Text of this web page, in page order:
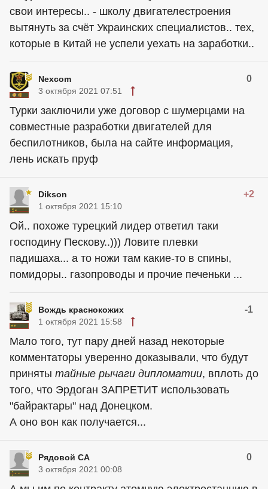
свои интересы.. - школу двигателестроения
вытянуть за счёт Украинских специалистов.. тех,
которые в Китай не успели уехать на заработки..
Nexcom 0
3 октября 2021 07:51
Турки заключили уже договор с шумерцами на
совместные разработки двигателей для
беспилотников, была на сайте информация,
лень искать пруф
Dikson +2
1 октября 2021 15:10
Ой.. похоже турецкий лидер ответил таки
господину Пескову..))) Ловите плевки
падишаха... а то ножи там какие-то в спины,
помидоры.. газопроводы и прочие печеньки ...
Вождь краснокожих -1
1 октября 2021 15:58
Мало того, тут пару дней назад некоторые
комментаторы уверенно доказывали, что будут
приняты тайные рычаги дипломатии, вплоть до
того, что Эрдоган ЗАПРЕТИТ использовать
"байрактары" над Донецком.
А оно вон как получается...
Рядовой СА 0
3 октября 2021 00:08